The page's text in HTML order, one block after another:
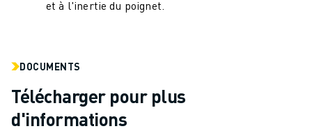
et à l'inertie du poignet.
DOCUMENTS
Télécharger pour plus
d'informations